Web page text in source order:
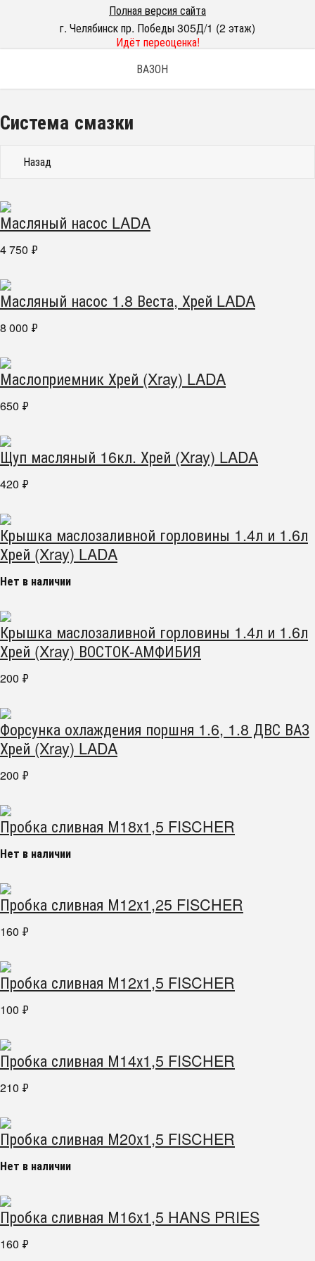
Полная версия сайта
г. Челябинск пр. Победы 305Д/1 (2 этаж)
Идёт переоценка!
ВАЗОН
Система смазки
Назад
Масляный насос LADA
4 750 ₽
Масляный насос 1.8 Веста, Хрей LADA
8 000 ₽
Маслоприемник Хрей (Xray) LADA
650 ₽
Щуп масляный 16кл. Хрей (Xray) LADA
420 ₽
Крышка маслозаливной горловины 1.4л и 1.6л
Хрей (Xray) LADA
Нет в наличии
Крышка маслозаливной горловины 1.4л и 1.6л
Хрей (Xray) ВОСТОК-АМФИБИЯ
200 ₽
Форсунка охлаждения поршня 1.6, 1.8 ДВС ВАЗ
Хрей (Xray) LADA
200 ₽
Пробка сливная М18х1,5 FISCHER
Нет в наличии
Пробка сливная М12х1,25 FISCHER
160 ₽
Пробка сливная М12х1,5 FISCHER
100 ₽
Пробка сливная М14х1,5 FISCHER
210 ₽
Пробка сливная М20х1,5 FISCHER
Нет в наличии
Пробка сливная М16х1,5 HANS PRIES
160 ₽